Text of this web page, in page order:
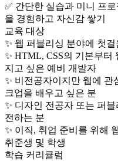
✅ 간단한 실습과 미니 프
을 경험하고 자신감 쌓기
교육 대상
✨ 웹 퍼블리싱 분야에 첫
✨ HTML, CSS의 기본부
지고 싶은 예비 개발자
✨ 비전공자이지만 웹에
크업을 배우고 싶은 분
✨ 디자인 전공자 또는 퍼
전하는 분
✨ 이직, 취업 준비를 위해
취준생 및 학생
학습 커리큘럼